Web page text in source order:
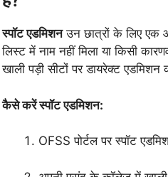
स्पॉट एडमिशनउन छात्रों के लिए एक
लिस्ट में नाम नहीं मिला या किसी
खाली पड़ी सीटों पर डायरेक्ट एडमिशन
कैसे करें स्पॉट एडमिशन:
OFSS पोर्टल पर स्पॉट